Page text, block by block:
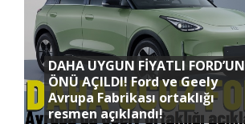
DAHA UYGUN FİYATLI FORD’UN
ÖNÜ AÇILDI! Ford ve Geely
Avrupa Fabrikası ortaklığı
resmen açıklandı!